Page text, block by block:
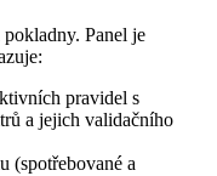
Panel je
pravidel s
a jejich validačního
(spotřebované a